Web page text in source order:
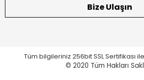
Bize Ulaşın
Tüm bilgileriniz 256bit SSL Sertifikası
© 2020 Tüm Hakları